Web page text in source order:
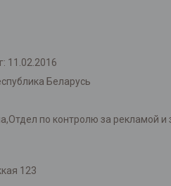
11.02.2016
Беларусь
по контролю за рекламой
123